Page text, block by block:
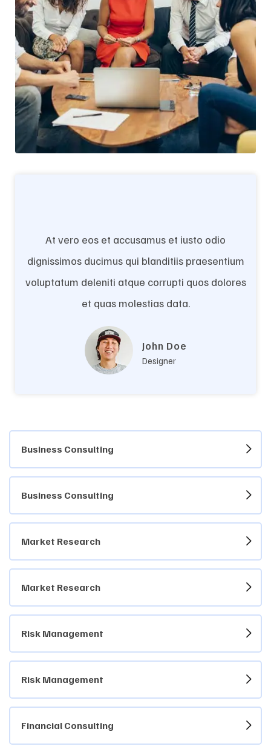
At vero eos et accusamus et iusto odio
dignissimos ducimus qui blanditiis praesentium
voluptatum deleniti atque corrupti quos dolores
et quas molestias data.
John Doe
Designer
Business Consulting
Business Consulting
Market Research
Market Research
Risk Management
Risk Management
Financial Consulting